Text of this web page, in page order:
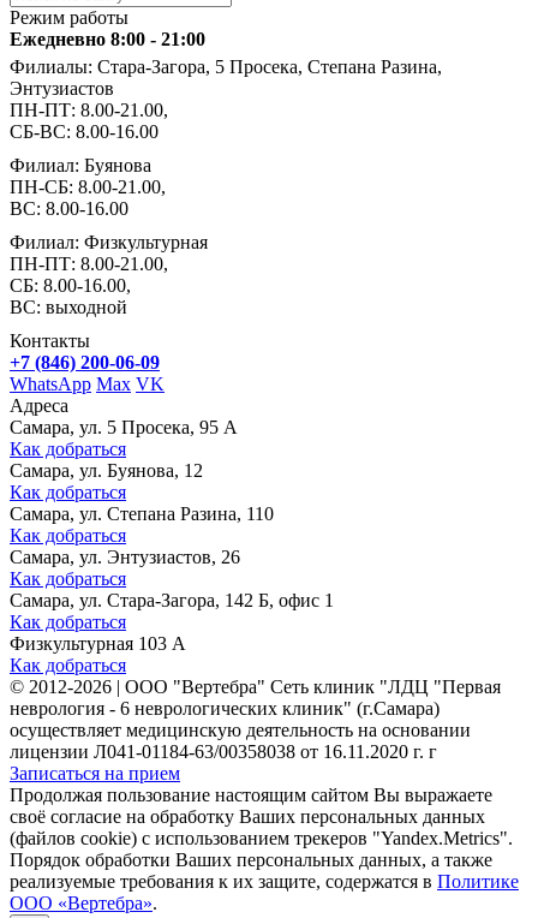
Режим работы
Ежедневно 8:00 - 21:00
Филиалы: Стара-Загора, 5 Просека, Степана Разина,
Энтузиастов
ПН-ПТ: 8.00-21.00,
СБ-ВС: 8.00-16.00
Филиал: Буянова
ПН-СБ: 8.00-21.00,
ВС: 8.00-16.00
Филиал: Физкультурная
ПН-ПТ: 8.00-21.00,
СБ: 8.00-16.00,
ВС: выходной
Контакты
+7 (846) 200-06-09
WhatsApp Max VK
Адреса
Самара, ул. 5 Просека, 95 А
Как добраться
Самара, ул. Буянова, 12
Как добраться
Самара, ул. Степана Разина, 110
Как добраться
Самара, ул. Энтузиастов, 26
Как добраться
Самара, ул. Стара-Загора, 142 Б, офис 1
Как добраться
Физкультурная 103 А
Как добраться
© 2012-2026 | ООО "Вертебра" Сеть клиник "ЛДЦ "Первая
неврология - 6 неврологических клиник" (г.Самара)
осуществляет медицинскую деятельность на основании
лицензии Л041-01184-63/00358038 от 16.11.2020 г. г
Записаться на прием
Продолжая пользование настоящим сайтом Вы выражаете
своё согласие на обработку Ваших персональных данных
(файлов cookie) с использованием трекеров "Yandex.Metrics".
Порядок обработки Ваших персональных данных, а также
реализуемые требования к их защите, содержатся в Политике
ООО «Вертебра».